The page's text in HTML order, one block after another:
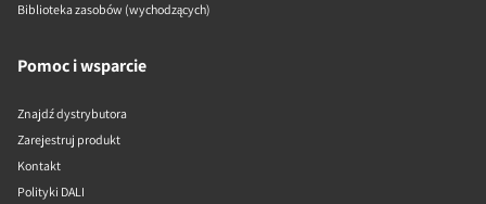
Biblioteka zasobów (wychodzących)
Pomoc i wsparcie
Znajdź dystrybutora
Zarejestruj produkt
Kontakt
Polityki DALI